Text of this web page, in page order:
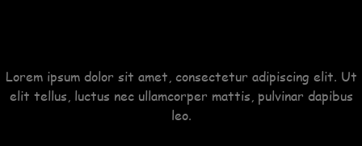
Lorem ipsum dolor sit amet, consectetur adipiscing elit. Ut
elit tellus, luctus nec ullamcorper mattis, pulvinar dapibus
leo.